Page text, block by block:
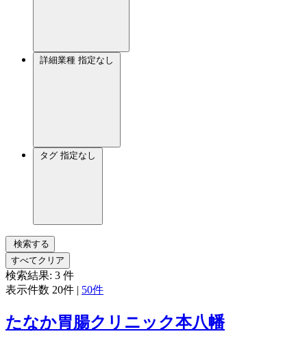
詳細業種 指定なし
タグ 指定なし
検索する
すべてクリア
検索結果: 3 件
表示件数 20件 | 50件
たなか胃腸クリニック本八幡